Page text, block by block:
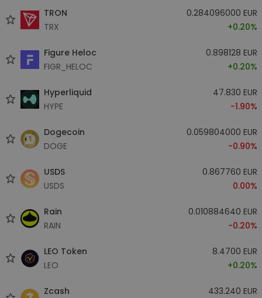
TRON
TRX
0.284096000 EUR
+0.20%
Figure Heloc
FIGR_HELOC
0.898128 EUR
+0.20%
Hyperliquid
HYPE
47.830 EUR
-1.90%
Dogecoin
DOGE
0.059804000 EUR
-0.90%
USDS
USDS
0.867760 EUR
0.00%
Rain
RAIN
0.010884640 EUR
-0.20%
LEO Token
LEO
8.4700 EUR
+0.20%
Zcash
433.240 EUR